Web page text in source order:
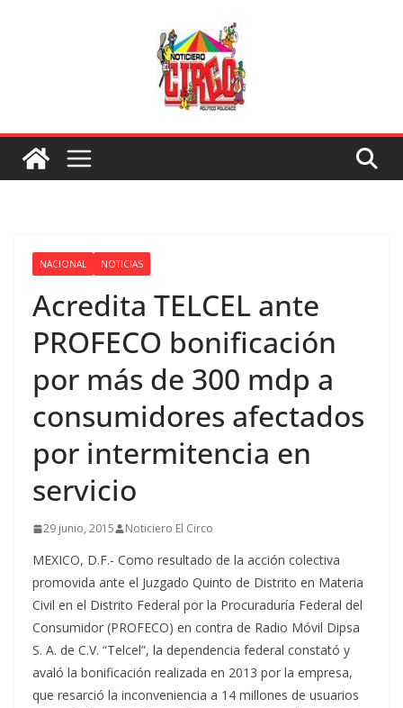
NACIONAL NOTICIAS
Acredita TELCEL ante
PROFECO bonificación
por más de 300 mdp a
consumidores afectados
por intermitencia en
servicio
29 junio, 2015 Noticiero El Circo
MEXICO, D.F.- Como resultado de la acción colectiva
promovida ante el Juzgado Quinto de Distrito en Materia
Civil en el Distrito Federal por la Procuraduría Federal del
Consumidor (PROFECO) en contra de Radio Móvil Dipsa
S. A. de C.V. “Telcel”, la dependencia federal constató y
avaló la bonificación realizada en 2013 por la empresa,
que resarció la inconveniencia a 14 millones de usuarios